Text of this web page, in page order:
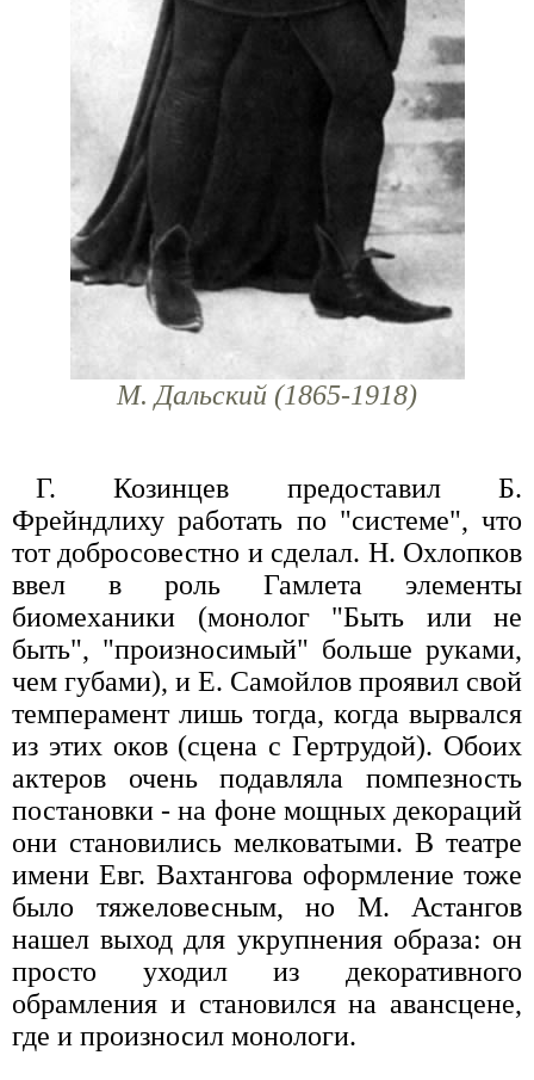
М. Дальский (1865-1918)
Г. Козинцев предоставил Б.
Фрейндлиху работать по "системе", что
тот добросовестно и сделал. Н. Охлопков
ввел в роль Гамлета элементы
биомеханики (монолог "Быть или не
быть", "произносимый" больше руками,
чем губами), и Е. Самойлов проявил свой
темперамент лишь тогда, когда вырвался
из этих оков (сцена с Гертрудой). Обоих
актеров очень подавляла помпезность
постановки - на фоне мощных декораций
они становились мелковатыми. В театре
имени Евг. Вахтангова оформление тоже
было тяжеловесным, но М. Астангов
нашел выход для укрупнения образа: он
просто уходил из декоративного
обрамления и становился на авансцене,
где и произносил монологи.